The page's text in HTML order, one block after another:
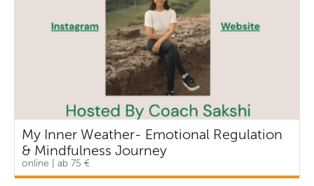
My Inner Weather- Emotional Regulation
& Mindfulness Journey
online | ab 75 €